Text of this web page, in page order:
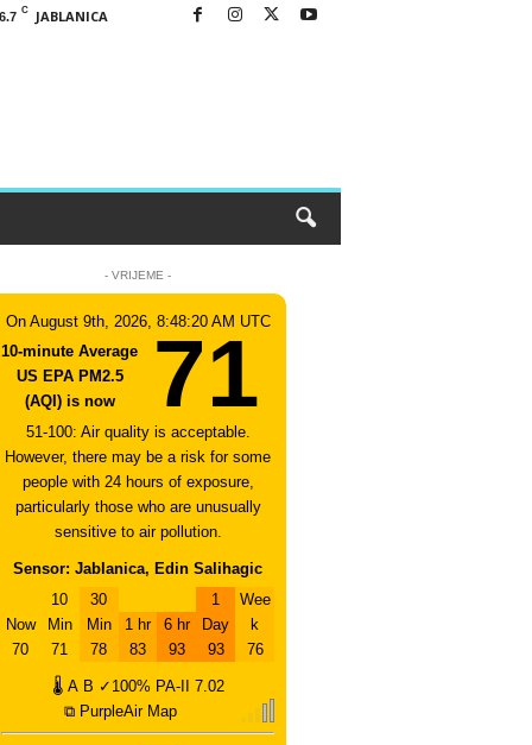
C JABLANICA
- VRIJEME -
On August 9th, 2026, 8:48:20 AM UTC
10-minute Average
US EPA PM2.5
(AQI) is now
71
51-100: Air quality is acceptable.
However, there may be a risk for some
people with 24 hours of exposure,
particularly those who are unusually
sensitive to air pollution.
Sensor: Jablanica, Edin Salihagic
Now
70
10
Min
71
30
Min
78
1 hr
83
6 hr
93
1
Day
93
Wee
k
76
🌡 A B ✓100% PA-II
7.02
⧉ PurpleAir Map